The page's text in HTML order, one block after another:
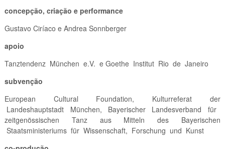
concepção, criação e performance
Gustavo Ciríaco e Andrea Sonnberger
apoio
Tanztendenz München e.V. e Goethe Institut Rio de Janeiro
subvenção
European Cultural Foundation, Kulturreferat der
Landeshauptstadt München, Bayerischer Landesverband für
zeitgenössischen Tanz aus Mitteln des Bayerischen
Staatsministeriums für Wissenschaft, Forschung und Kunst